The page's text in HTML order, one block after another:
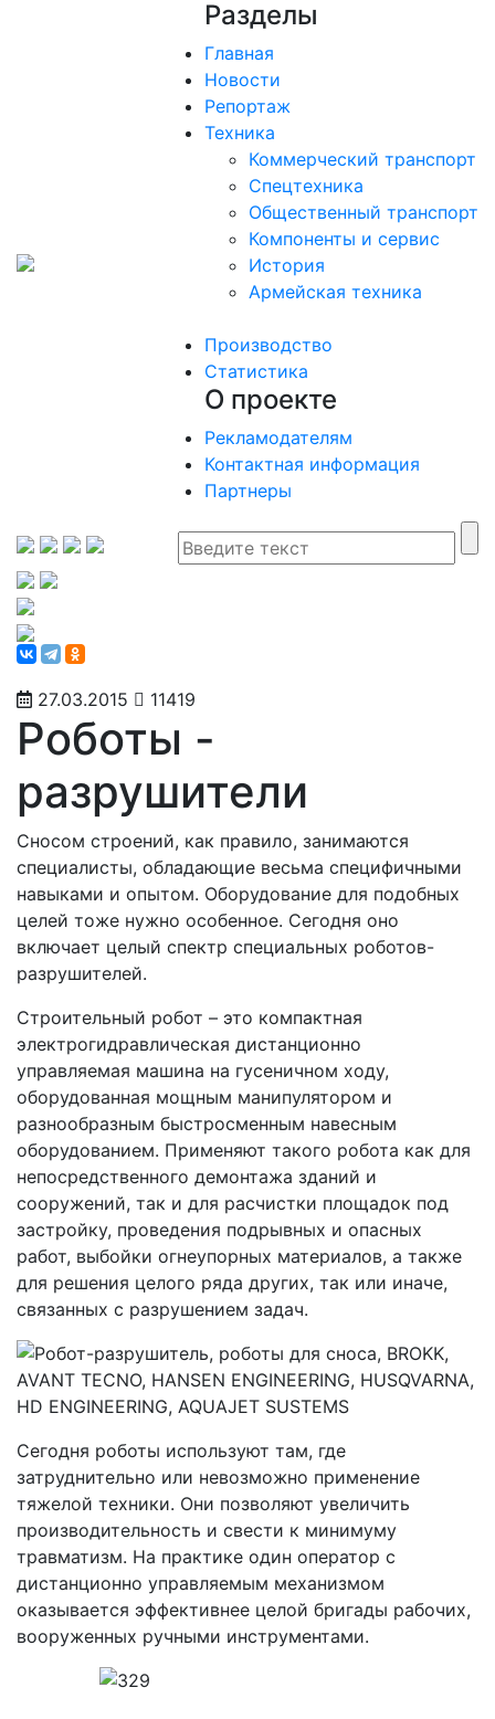
Разделы
Главная
Новости
Репортаж
Техника
Коммерческий транспорт
Спецтехника
Общественный транспорт
Компоненты и сервис
История
Армейская техника
Производство
Статистика
О проекте
Рекламодателям
Контактная информация
Партнеры
27.03.2015 11419
Роботы -
разрушители
Сносом строений, как правило, занимаются
специалисты, обладающие весьма специфичными
навыками и опытом. Оборудование для подобных
целей тоже нужно особенное. Сегодня оно
включает целый спектр специальных роботов-
разрушителей.
Строительный робот – это компактная
электрогидравлическая дистанционно
управляемая машина на гусеничном ходу,
оборудованная мощным манипулятором и
разнообразным быстросменным навесным
оборудованием. Применяют такого робота как для
непосредственного демонтажа зданий и
сооружений, так и для расчистки площадок под
застройку, проведения подрывных и опасных
работ, выбойки огнеупорных материалов, а также
для решения целого ряда других, так или иначе,
связанных с разрушением задач.
Сегодня роботы используют там, где
затруднительно или невозможно применение
тяжелой техники. Они позволяют увеличить
производительность и свести к минимуму
травматизм. На практике один оператор с
дистанционно управляемым механизмом
оказывается эффективнее целой бригады рабочих,
вооруженных ручными инструментами.